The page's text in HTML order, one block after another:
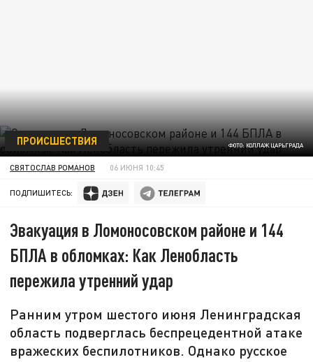
ФОТО: КОЛЛАЖ ЦАРЬГРАДА
ПРОИСШЕСТВИЯ
СВЯТОСЛАВ РОМАНОВ 06 ИЮНЯ 10:45
ПОДПИШИТЕСЬ:
Эвакуация в Ломоносовском районе и 144
БПЛА в обломках: Как Ленобласть
пережила утренний удар
Ранним утром шестого июня Ленинградская
область подверглась беспрецедентной атаке
вражеских беспилотников. Однако русское